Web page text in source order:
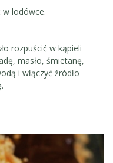
w lodówce.
rozpuścić w kąpieli
masło, śmietanę,
i włączyć źródło